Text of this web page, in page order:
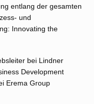
entlang der gesamten
und
Innovating the
bei Lindner
Development
Erema Group